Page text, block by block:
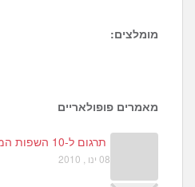
מומלצים:
8
מאמרים פופולאריים
תרגום ל-10 השפות המדוברות בעולם
08 ינו , 2010